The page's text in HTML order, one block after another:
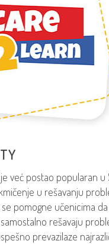
je već postao popularan u
u rešavanju
pomogne učenicima
rešavaju
prevazilaze